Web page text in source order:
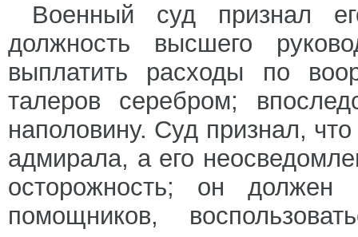
Военный суд признал
должность высшего
выплатить расходы по
талеров серебром;
наполовину. Суд признал,
адмирала, а его
осторожность; он должен
помощников,